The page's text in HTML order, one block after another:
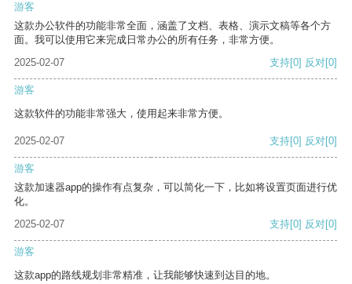
游客
这款办公软件的功能非常全面，涵盖了文档、表格、演示文稿等各个方
面。我可以使用它来完成日常办公的所有任务，非常方便。
2025-02-07
支持[0] 反对[0]
游客
这款软件的功能非常强大，使用起来非常方便。
2025-02-07 支持[0] 反对[0]
游客
这款加速器app的操作有点复杂，可以简化一下，比如将设置页面进行优
化。
2025-02-07
支持[0] 反对[0]
游客
这款app的路线规划非常精准，让我能够快速到达目的地。